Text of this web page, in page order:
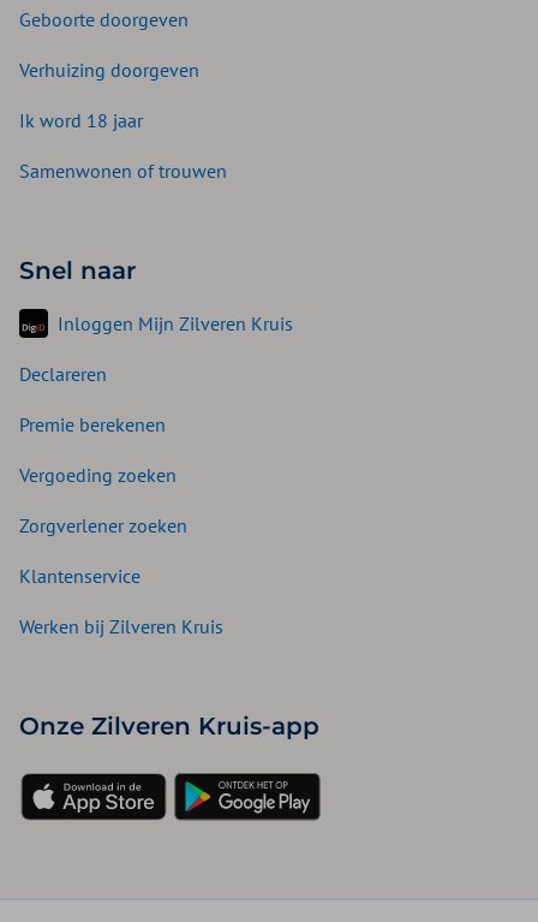
Geboorte doorgeven
Verhuizing doorgeven
Ik word 18 jaar
Samenwonen of trouwen
Snel naar
Inloggen Mijn Zilveren Kruis
Declareren
Premie berekenen
Vergoeding zoeken
Zorgverlener zoeken
Klantenservice
Werken bij Zilveren Kruis
Onze Zilveren Kruis-app